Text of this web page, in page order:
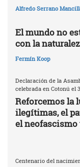
Alfredo Serrano
El mundo no
con la
Fermín Koop
Declaración de la
celebrada en Cotonú el
Reforcemos la
ilegítimas, el
el
Centenario del